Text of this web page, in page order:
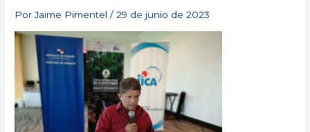
PorJaime Pimentel/29 de junio de 2023